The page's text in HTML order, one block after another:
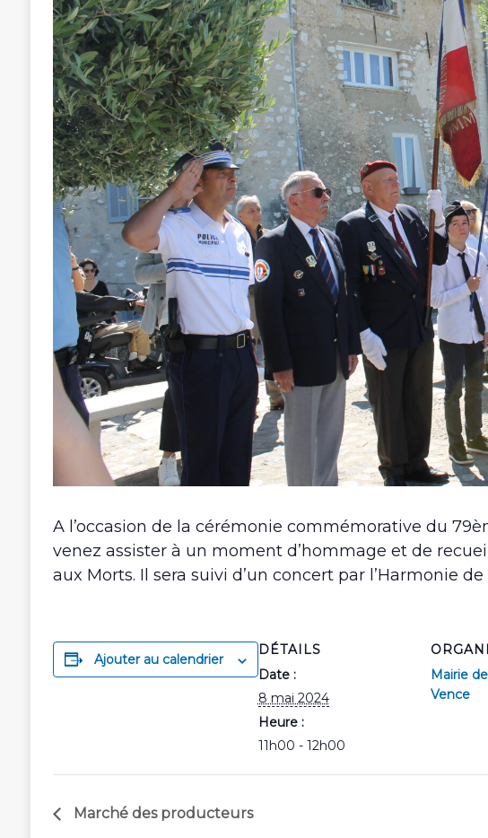
A l’occasion de la cérémonie commémorative du
venez assister à un moment d’hommage et de
aux Morts. Il sera suivi d’un concert par l’Harmonie
Ajouter au calendrier
DÉTAILS
Date :
8 mai 2024
Heure :
11h00 - 12h00
Mairie
Vence
Marché des producteurs